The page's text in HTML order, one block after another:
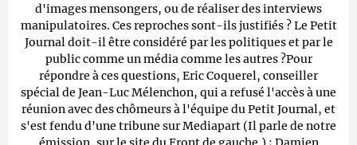
d'images mensongers, ou de réaliser des interviews
manipulatoires. Ces reproches sont-ils justifiés ? Le Petit
Journal doit-il être considéré par les politiques et par le
public comme un média comme les autres ?Pour
répondre à ces questions, Eric Coquerel, conseiller
spécial de Jean-Luc Mélenchon, qui a refusé l'accès à une
réunion avec des chômeurs à l'équipe du Petit Journal, et
s'est fendu d'une tribune sur Mediapart (Il parle de notre